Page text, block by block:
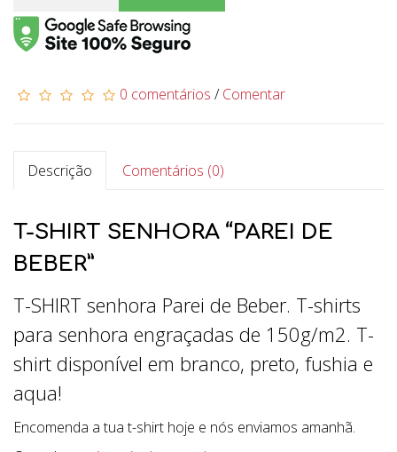
0 comentários /Comentar
Descrição Comentários (0)
T-SHIRT SENHORA “PAREI DE
BEBER”
T-SHIRT senhora Parei de Beber. T-shirts
para senhora engraçadas de 150g/m2. T-
shirt disponível em branco, preto, fushia e
aqua!
Encomenda a tua t-shirt hoje e nós enviamos amanhã.